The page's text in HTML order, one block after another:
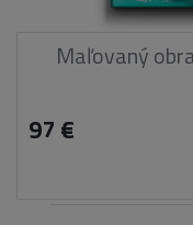
Maľovaný
97 €